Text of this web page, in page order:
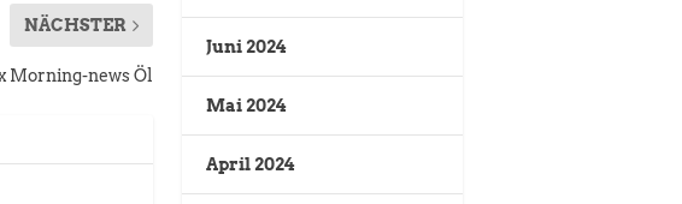
NÄCHSTER
Morning-news Öl
Juni 2024
Mai 2024
April 2024